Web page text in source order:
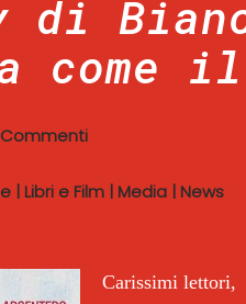
di
il
| Libri e Film| Media| News
Carissimi lettori,